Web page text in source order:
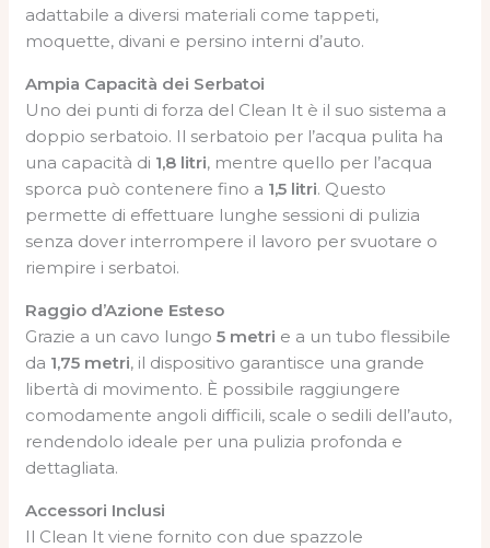
adattabile a diversi materiali come tappeti,
moquette, divani e persino interni d’auto.
Ampia Capacità dei Serbatoi
Uno dei punti di forza del Clean It è il suo sistema a
doppio serbatoio. Il serbatoio per l’acqua pulita ha
una capacità di 1,8 litri, mentre quello per l’acqua
sporca può contenere fino a 1,5 litri. Questo
permette di effettuare lunghe sessioni di pulizia
senza dover interrompere il lavoro per svuotare o
riempire i serbatoi.
Raggio d’Azione Esteso
Grazie a un cavo lungo5 metri e a un tubo flessibile
da 1,75 metri, il dispositivo garantisce una grande
libertà di movimento. È possibile raggiungere
comodamente angoli difficili, scale o sedili dell’auto,
rendendolo ideale per una pulizia profonda e
dettagliata.
Accessori Inclusi
Il Clean It viene fornito con due spazzole